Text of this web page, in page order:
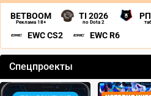
BETBOOM
Реклама 18+
TI 2026
по Dota 2
EWC CS2 EWC R6
Спецпроекты